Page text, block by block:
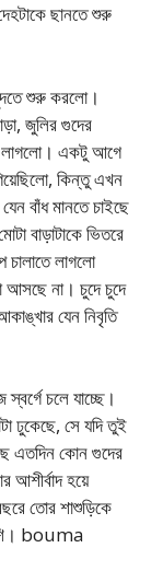
ছানতে শুরু
শুরু করলো।
জুলির গুদের
লাগলো। একটু আগে
কিন্তু এখন
বাঁধ মানতে চাইছে
বাড়াটাকে ভিতরে
চালাতে লাগলো
আসছে না। চুদে চুদে
যেন নিবৃতি
চলে যাচ্ছে।
ঢুকেছে, সে যদি তুই
এতদিন কোন গুদের
আশীর্বাদ হয়ে
তোর শাশুড়িকে
bouma